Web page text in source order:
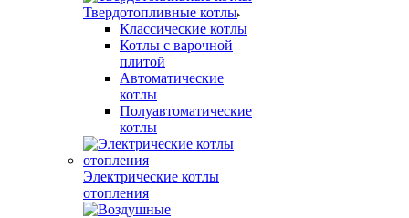
Твердотопливные котлы
Классические котлы
Котлы с варочной
плитой
Автоматические
котлы
Полуавтоматические
котлы
Электрические котлы
отопления